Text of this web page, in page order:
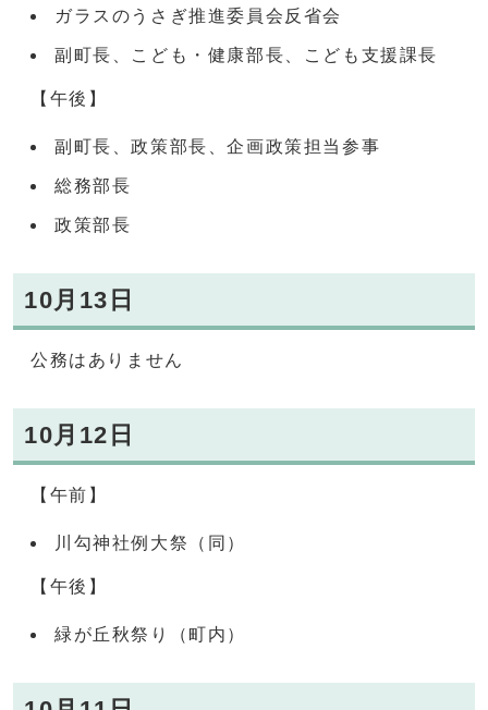
ガラスのうさぎ推進委員会反省会
副町長、こども・健康部長、こども支援課長
【午後】
副町長、政策部長、企画政策担当参事
総務部長
政策部長
10月13日
公務はありません
10月12日
【午前】
川勾神社例大祭（同）
【午後】
緑が丘秋祭り（町内）